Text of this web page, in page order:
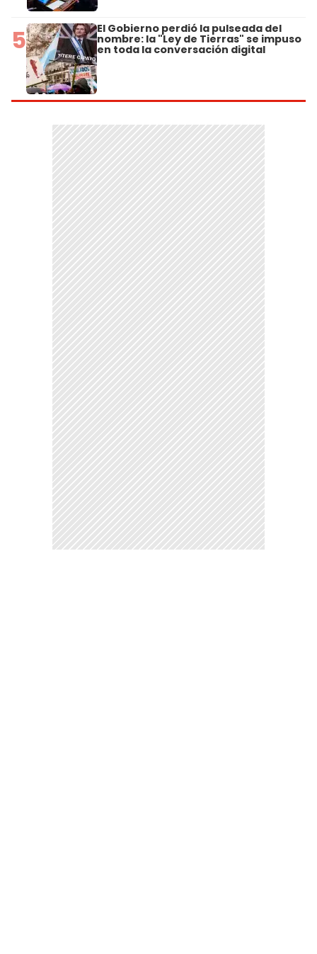
5 El Gobierno perdió la pulseada del
nombre: la "Ley de Tierras" se impuso
en toda la conversación digital